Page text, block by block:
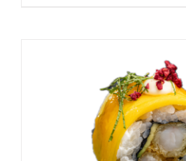
DODAJ DO KOSZYKA /